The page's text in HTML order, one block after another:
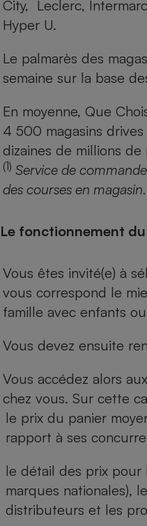
City, Leclerc,
Hyper U.
Le palmarès des
semaine sur la base
En moyenne, Que
4 500 magasins
dizaines de millions
(1) Service de
des courses en magasin.
Le fonctionnement
Vous êtes invité(e) à
vous correspond le
famille avec enfants
Vous devez ensuite
Vous accédez alors
chez vous. Sur cette
le prix du panier
rapport à ses
le détail des prix pour
marques nationales),
distributeurs et les